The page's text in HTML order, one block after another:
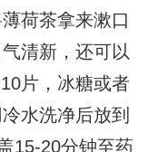
荷茶拿来漱口
清新，还可以
片，冰糖或者
水洗净后放到
15-20分钟至药